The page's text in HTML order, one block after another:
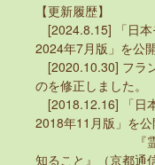
【更新履歴】
[2024.8.15] 「日本
2024年7月版」を公
[2020.10.30] フラ
のを修正しました。
[2018.12.16] 「日
2018年11月版」を公
『霊長類図
知ること』（京都通